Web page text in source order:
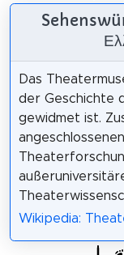
Das
der Geschichte
gewidmet ist.
Wikipedia: